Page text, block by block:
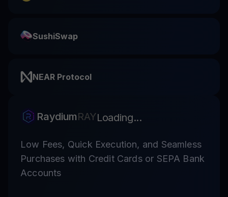
SushiSwap
NEAR Protocol
RaydiumRAYLoading...
Low Fees, Quick Execution, and Seamless
Purchases with Credit Cards or SEPA Bank
Accounts